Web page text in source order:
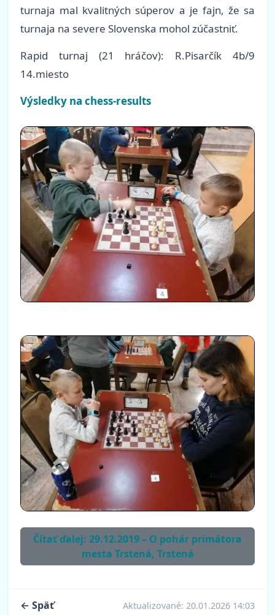
turnaja mal kvalitných súperov a je fajn, že sa
turnaja na severe Slovenska mohol zúčastniť.
Rapid turnaj (21 hráčov): R.Pisarčík 4b/9
14.miesto
Výsledky na chess-results
Čítať ďalej: 29.12.2019 – O pohár primátora
mesta Trstená, Trstená
← Späť Aktualizované: 20.01.2026 14:03